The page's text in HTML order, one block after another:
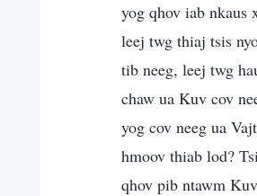
yog qhov iab nkaus
leej twg thiaj tsis
tib neeg, leej twg
chaw ua Kuv cov
yog cov neeg ua
hmoov thiab lod?
qhov pib ntawm